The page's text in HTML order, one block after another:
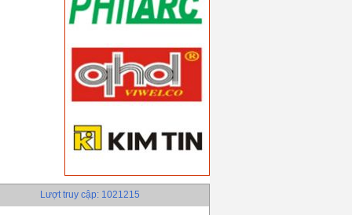
Lượt truy cập: 1021215